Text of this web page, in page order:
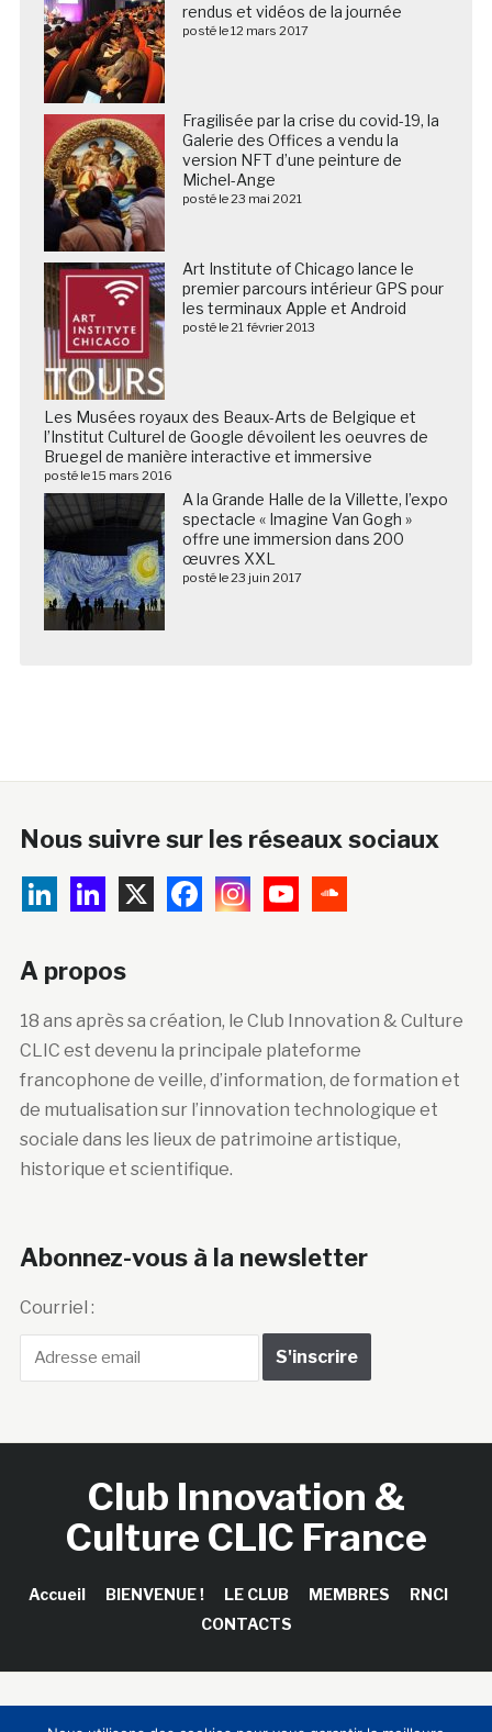
rendus et vidéos de la journée
posté le 12 mars 2017
Fragilisée par la crise du covid-19, la
Galerie des Offices a vendu la
version NFT d’une peinture de
Michel-Ange
posté le 23 mai 2021
Art Institute of Chicago lance le
premier parcours intérieur GPS pour
les terminaux Apple et Android
posté le 21 février 2013
Les Musées royaux des Beaux-Arts de Belgique et
l’Institut Culturel de Google dévoilent les oeuvres de
Bruegel de manière interactive et immersive
posté le 15 mars 2016
A la Grande Halle de la Villette, l’expo
spectacle « Imagine Van Gogh »
offre une immersion dans 200
œuvres XXL
posté le 23 juin 2017
Nous suivre sur les réseaux sociaux
A propos
18 ans après sa création, le Club Innovation & Culture
CLIC est devenu la principale plateforme
francophone de veille, d’information, de formation et
de mutualisation sur l’innovation technologique et
sociale dans les lieux de patrimoine artistique,
historique et scientifique.
Abonnez-vous à la newsletter
Courriel :
Club Innovation &
Culture CLIC France
Accueil BIENVENUE ! LE CLUB MEMBRES
RNCI
CONTACTS